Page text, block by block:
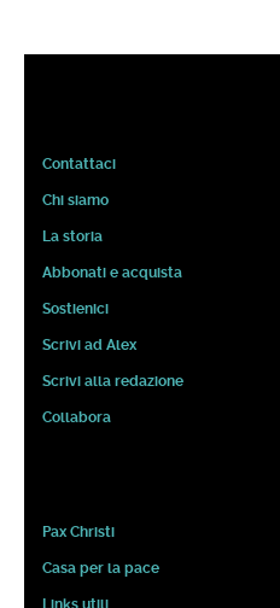
Contattaci
Chi siamo
La storia
Abbonati e acquista
Sostienici
Scrivi ad Alex
Scrivi alla redazione
Collabora
Pax Christi
Casa per la pace
Links utili